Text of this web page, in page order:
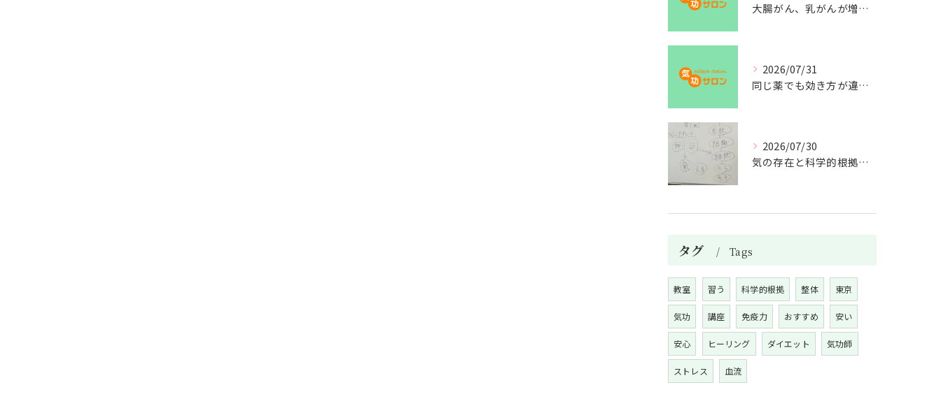
大腸がん、乳がんが増えた理由
2026/07/31
同じ薬でも効き方が違う？
2026/07/30
気の存在と科学的根拠の授業
タグ Tags
教室 習う 科学的根拠 整体 東京
気功 講座 免疫力 おすすめ 安い
安心 ヒーリング ダイエット 気功師
ストレス 血流